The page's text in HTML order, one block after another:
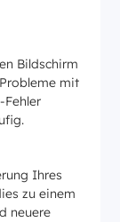
Bildschirm
mit
Ihres
zu einem
neuere